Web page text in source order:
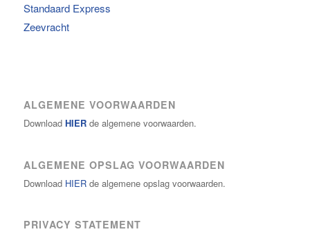
Standaard Express
Zeevracht
ALGEMENE VOORWAARDEN
Download HIERde algemene voorwaarden.
ALGEMENE OPSLAG VOORWAARDEN
Download HIERde algemene opslag voorwaarden.
PRIVACY STATEMENT